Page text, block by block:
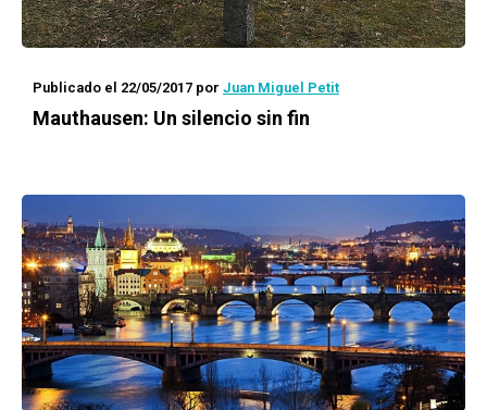
Publicado el 22/05/2017 por Juan Miguel Petit
Mauthausen: Un silencio sin fin